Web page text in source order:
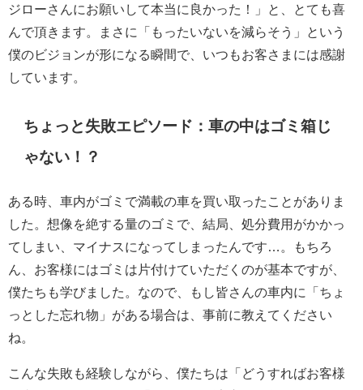
ジローさんにお願いして本当に良かった！」と、とても喜
んで頂きます。まさに「もったいないを減らそう」という
僕のビジョンが形になる瞬間で、いつもお客さまには感謝
しています。
ちょっと失敗エピソード：車の中はゴミ箱じ
ゃない！？
ある時、車内がゴミで満載の車を買い取ったことがありま
した。想像を絶する量のゴミで、結局、処分費用がかかっ
てしまい、マイナスになってしまったんです…。もちろ
ん、お客様にはゴミは片付けていただくのが基本ですが、
僕たちも学びました。なので、もし皆さんの車内に「ちょ
っとした忘れ物」がある場合は、事前に教えてください
ね。
こんな失敗も経験しながら、僕たちは「どうすればお客様